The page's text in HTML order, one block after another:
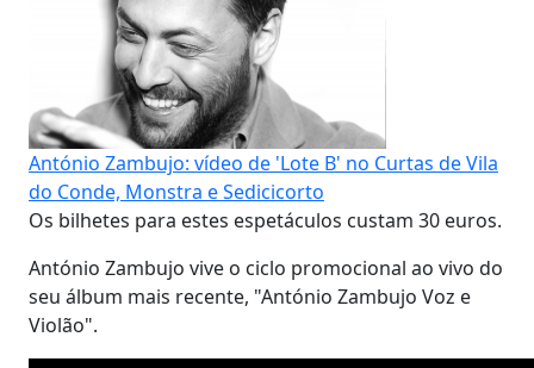
António Zambujo: vídeo de 'Lote B' no Curtas de Vila
do Conde, Monstra e Sedicicorto
Os bilhetes para estes espetáculos custam 30 euros.
António Zambujo vive o ciclo promocional ao vivo do
seu álbum mais recente, "António Zambujo Voz e
Violão".